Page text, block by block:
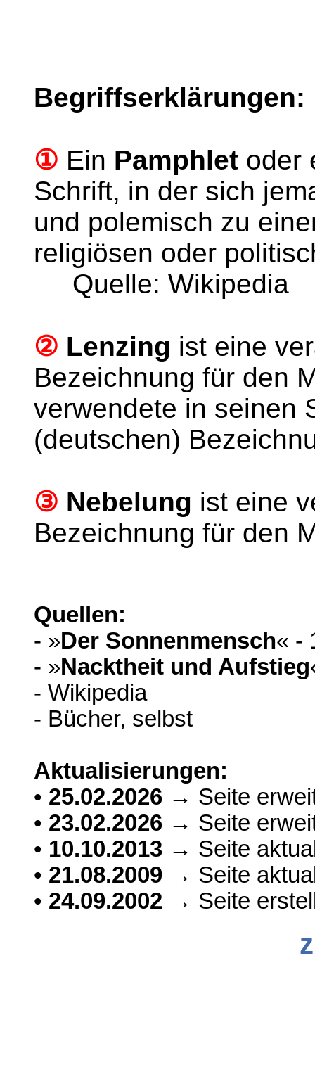
Begriffserklärungen:
① Ein Pamphlet oder
Schrift, in der sich
und polemisch zu
religiösen oder
Quelle: Wikipedia
② Lenzing ist eine
Bezeichnung für den
verwendete in seinen
(deutschen)
③ Nebelung ist eine
Bezeichnung für den
Quellen:
- »Der Sonnenmensch« -
- »Nacktheit und Aufstieg
- Wikipedia
- Bücher, selbst
Aktualisierungen:
• 25.02.2026 → Seite
• 23.02.2026 → Seite
• 10.10.2013 → Seite
• 21.08.2009 → Seite
• 24.09.2002 → Seite